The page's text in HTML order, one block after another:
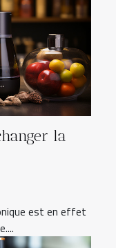
la
est en effet